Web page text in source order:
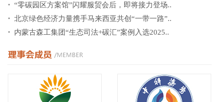
“零碳园区方案馆”闪耀服贸会后，即将接力登场..
北京绿色经济力量携手马来西亚共创“一带一路”..
内蒙古森工集团“生态司法+碳汇”案例入选2025..